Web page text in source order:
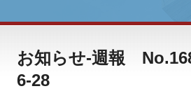
お知らせ-週報
6-28